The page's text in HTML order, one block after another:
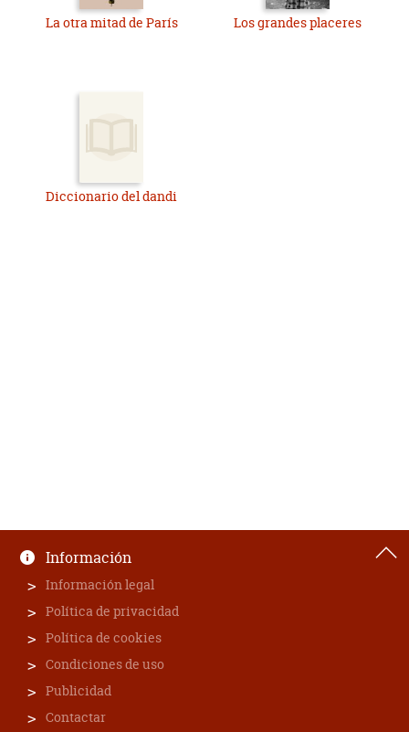
La otra mitad de París Los grandes placeres
Diccionario del dandi
Información
Información legal
Política de privacidad
Política de cookies
Condiciones de uso
Publicidad
Contactar